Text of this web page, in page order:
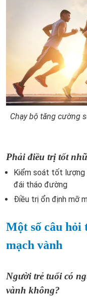
Chạy bộ tăng cường
Phải điều trị tốt
Kiểm soát tốt lượng
đái tháo đường
Điều trị ổn định mỡ
Một số câu hỏi
mạch vành
Người trẻ tuổi có
vành không?